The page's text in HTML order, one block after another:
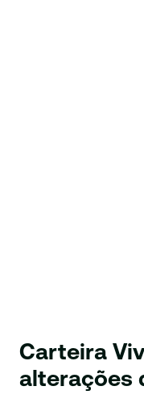
Carteira
alterações